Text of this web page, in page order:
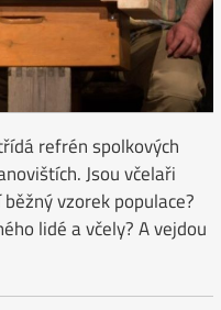
refrén spolkových
Jsou včelaři
vzorek populace?
lidé a včely? A vejdou